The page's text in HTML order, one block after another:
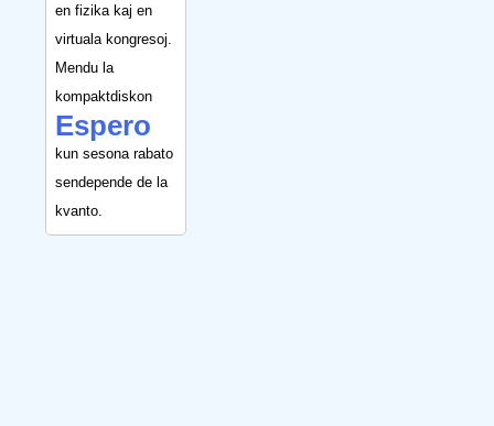
en fizika kaj en
virtuala kongresoj.
Mendu la
kompaktdiskon
Espero
kun sesona rabato
sendepende de la
kvanto.